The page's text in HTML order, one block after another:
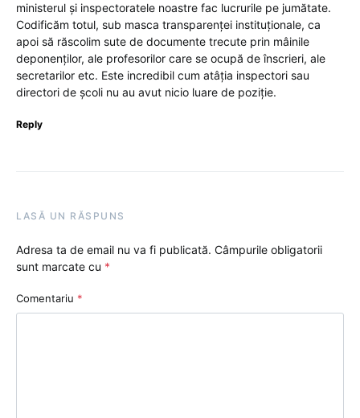
ministerul și inspectoratele noastre fac lucrurile pe jumătate.
Codificăm totul, sub masca transparenței instituționale, ca
apoi să răscolim sute de documente trecute prin mâinile
deponenților, ale profesorilor care se ocupă de înscrieri, ale
secretarilor etc. Este incredibil cum atâția inspectori sau
directori de școli nu au avut nicio luare de poziție.
Reply
LASĂ UN RĂSPUNS
Adresa ta de email nu va fi publicată. Câmpurile obligatorii
sunt marcate cu *
Comentariu *